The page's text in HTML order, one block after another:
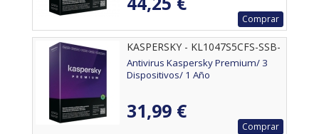
Comprar
KASPERSKY - KL1047S5CFS-SSB-
ES
Antivirus Kaspersky Premium/ 3
Dispositivos/ 1 Año
31,99 €
Comprar